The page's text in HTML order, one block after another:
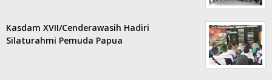
Kasdam XVII/Cenderawasih Hadiri
Silaturahmi Pemuda Papua